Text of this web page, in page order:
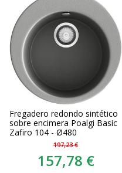
Fregadero redondo sintético
sobre encimera Poalgi Basic
Zafiro 104 - Ø480
197,23 €
157,78 €